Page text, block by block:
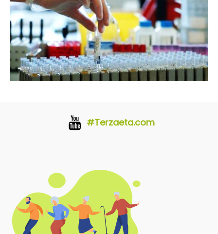
#Terzaeta.com